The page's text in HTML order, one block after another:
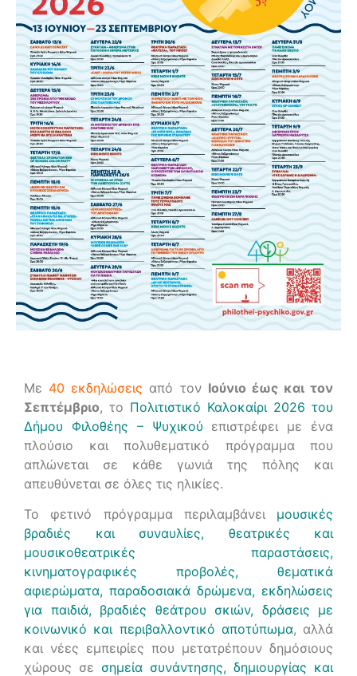
Με 40 εκδηλώσεις από τον Ιούνιο έως και τον
Σεπτέμβριο, το Πολιτιστικό Καλοκαίρι 2026 του
Δήμου Φιλοθέης – Ψυχικού επιστρέφει με ένα
πλούσιο και πολυθεματικό πρόγραμμα που
απλώνεται σε κάθε γωνιά της πόλης και
απευθύνεται σε όλες τις ηλικίες.
Το φετινό πρόγραμμα περιλαμβάνει μουσικές
βραδιές και συναυλίες, θεατρικές και
μουσικοθεατρικές παραστάσεις,
κινηματογραφικές προβολές, θεματικά
αφιερώματα, παραδοσιακά δρώμενα, εκδηλώσεις
για παιδιά, βραδιές θεάτρου σκιών, δράσεις με
κοινωνικό και περιβαλλοντικό αποτύπωμα, αλλά
και νέες εμπειρίες που μετατρέπουν δημόσιους
χώρους σε σημεία συνάντησης, δημιουργίας και